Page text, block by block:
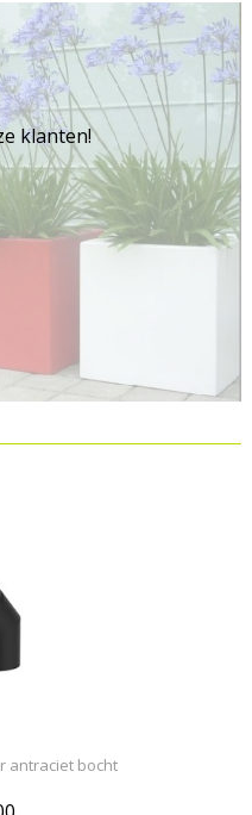
klanten!
antraciet bocht